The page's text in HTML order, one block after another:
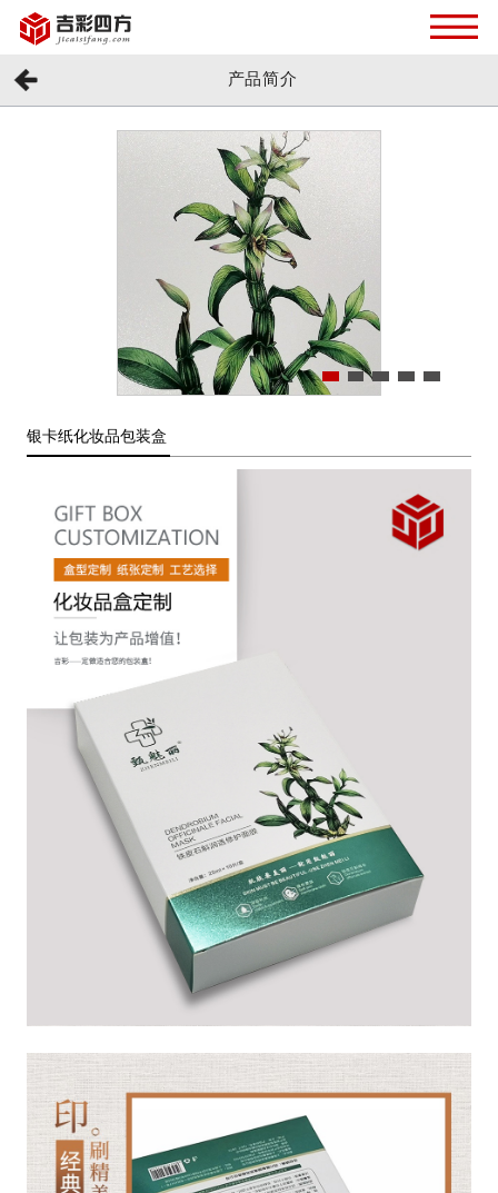
产品简介
银卡纸化妆品包装盒